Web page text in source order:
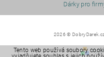
Dárky pro
2026 ©
Tento web používá soubory